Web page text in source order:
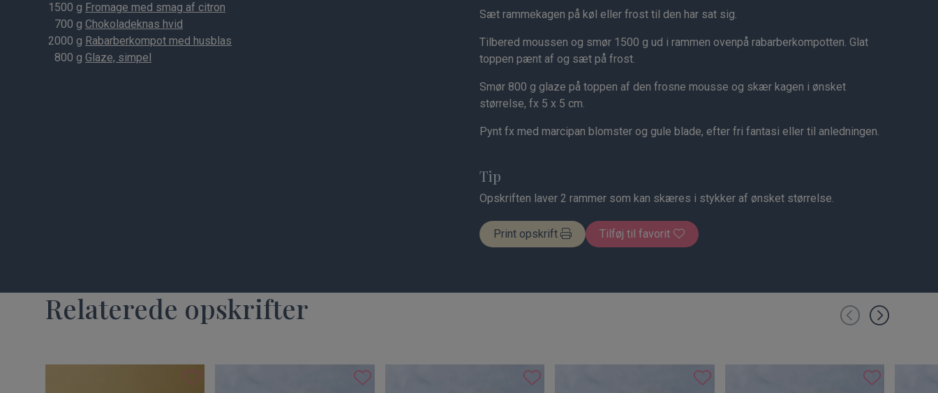
1500 g Fromage med smag af citron
700 g Chokoladeknas hvid
2000 g Rabarberkompot med husblas
800 g Glaze, simpel
Sæt rammekagen på køl eller frost til den har sat sig.
Tilbered moussen og smør 1500 g ud i rammen ovenpå rabarberkompotten. Glat
toppen pænt af og sæt på frost.
Smør 800 g glaze på toppen af den frosne mousse og skær kagen i ønsket
størrelse, fx 5 x 5 cm.
Pynt fx med marcipan blomster og gule blade, efter fri fantasi eller til anledningen.
Tip
Opskriften laver 2 rammer som kan skæres i stykker af ønsket størrelse.
Print opskrift Tilføj til favorit
Relaterede opskrifter